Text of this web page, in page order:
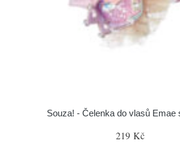
Souza! - Čelenka do vlasů Emae
219 Kč